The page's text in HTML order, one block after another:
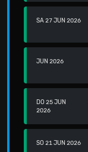
SA 27 JUN 2026
JUN 2026
DO 25 JUN
2026
SO 21 JUN 2026